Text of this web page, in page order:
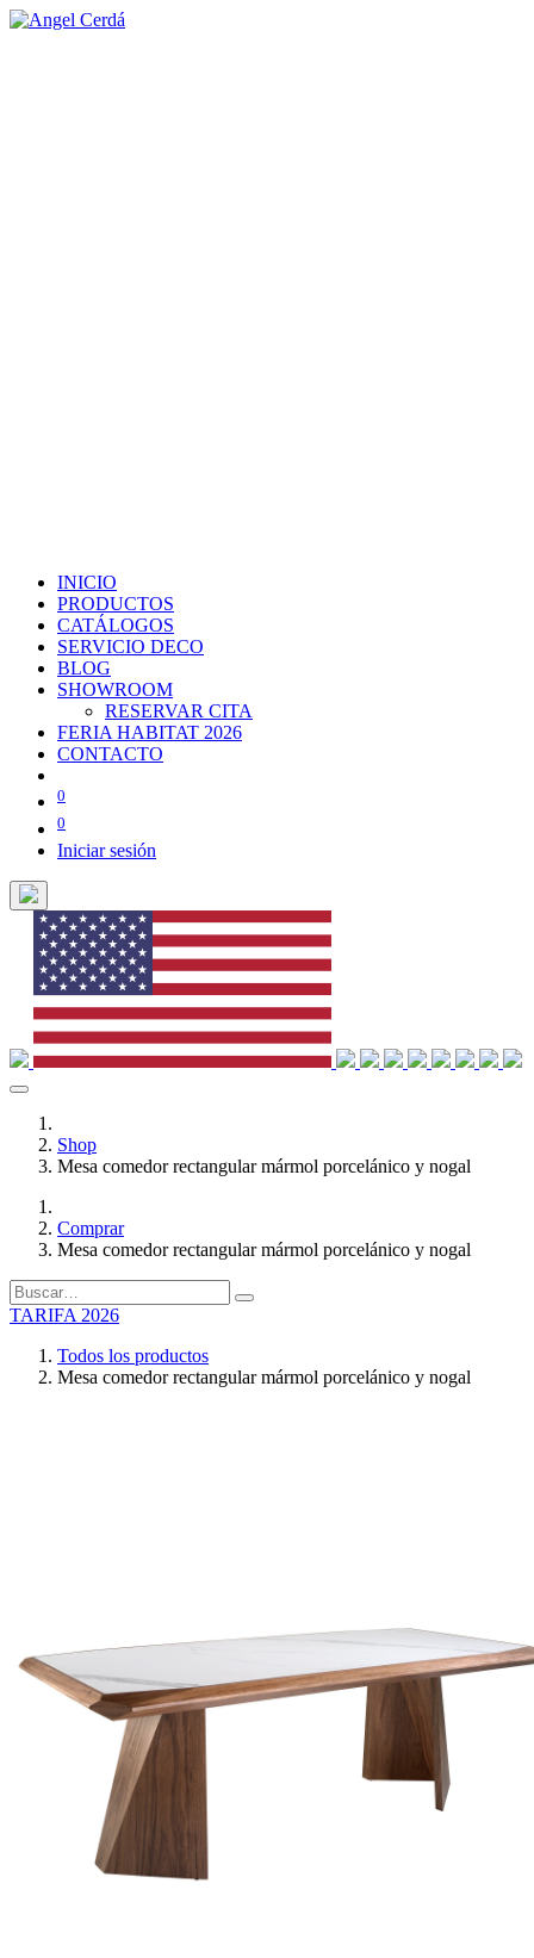
INICIO
PRODUCTOS
CATÁLOGOS
SERVICIO DECO
BLOG
SHOWROOM
RESERVAR CITA
FERIA HABITAT 2026
CONTACTO
0
0
Iniciar sesión
Shop
Mesa comedor rectangular mármol porcelánico y nogal
Comprar
Mesa comedor rectangular mármol porcelánico y nogal
TARIFA 2026
Todos los productos
Mesa comedor rectangular mármol porcelánico y nogal